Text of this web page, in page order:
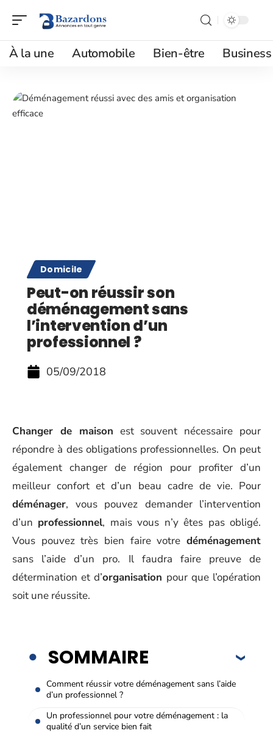
À la une Automobile Bien-être Business
Domicile
Peut-on réussir son
déménagement sans
l’intervention d’un
professionnel ?
05/09/2018
Changer de maison est souvent nécessaire pour
répondre à des obligations professionnelles. On peut
également changer de région pour profiter d’un
meilleur confort et d’un beau cadre de vie. Pour
déménager, vous pouvez demander l’intervention
d’un professionnel, mais vous n’y êtes pas obligé.
Vous pouvez très bien faire votre déménagement
sans l’aide d’un pro. Il faudra faire preuve de
détermination et d’organisation pour que l’opération
soit une réussite.
SOMMAIRE
Comment réussir votre déménagement sans l’aide
d’un professionnel ?
Un professionnel pour votre déménagement : la
qualité d’un service bien fait